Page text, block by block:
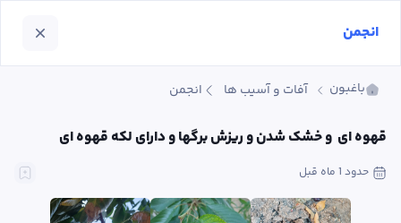
باغبون آفات و آسیب ها انجمن
قهوه ای  و خشک شدن و ریزش برگها و دارای لکه قهوه ای
حدود 1 ماه قبل
انجمن